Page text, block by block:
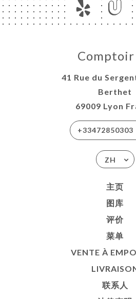
Comptoir
41 Rue du
Berthet
69009 Lyon
+33472850303
ZH
主页
图库
评价
菜单
VENTE À
联系人